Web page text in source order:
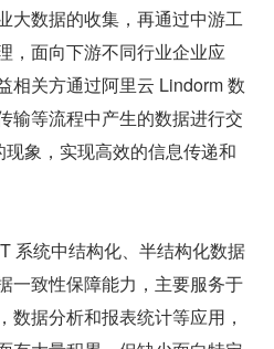
大数据的收集，再通过中游工
，面向下游不同行业企业应
相关方通过阿里云 Lindorm 数
输等流程中产生的数据进行交
现象，实现高效的信息传递和
系统中结构化、半结构化数据
一致性保障能力，主要服务于
数据分析和报表统计等应用，